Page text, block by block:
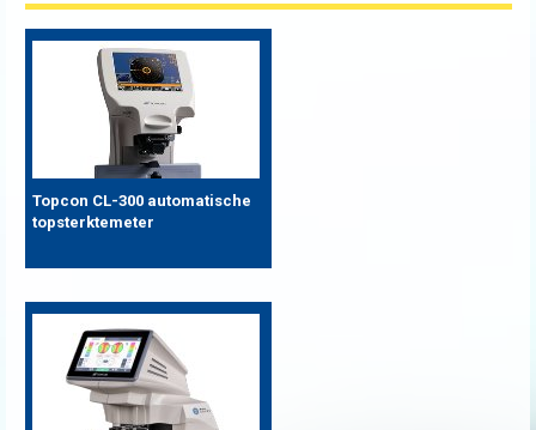
Topcon CL-300 automatische
topsterktemeter